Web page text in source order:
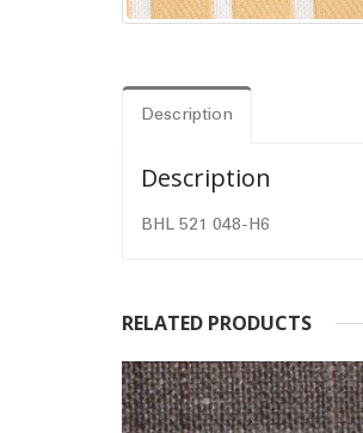
Description
Description
BHL 521 048-H6
RELATED PRODUCTS